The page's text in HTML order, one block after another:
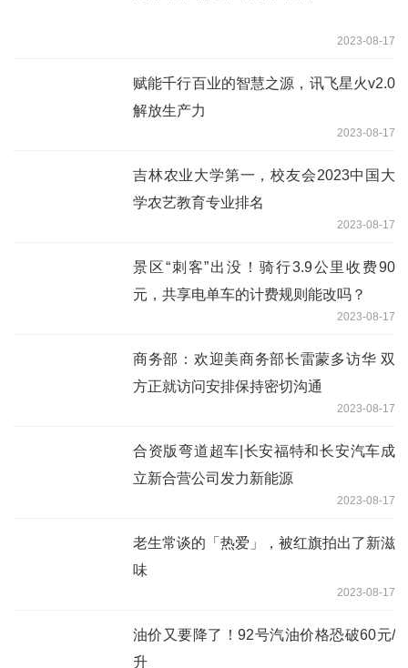
2023-08-17
赋能千行百业的智慧之源，讯飞星火v2.0
解放生产力
2023-08-17
吉林农业大学第一，校友会2023中国大
学农艺教育专业排名
2023-08-17
景区“刺客”出没！骑行3.9公里收费90
元，共享电单车的计费规则能改吗？
2023-08-17
商务部：欢迎美商务部长雷蒙多访华 双
方正就访问安排保持密切沟通
2023-08-17
合资版弯道超车|长安福特和长安汽车成
立新合营公司发力新能源
2023-08-17
老生常谈的「热爱」，被红旗拍出了新滋
味
2023-08-17
油价又要降了！92号汽油价格恐破60元/
升